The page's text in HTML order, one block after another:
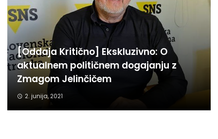
[Oddaja Kritično] Ekskluzivno: O
aktualnem političnem dogajanju z
Zmagom Jelinčičem
2. junija, 2021